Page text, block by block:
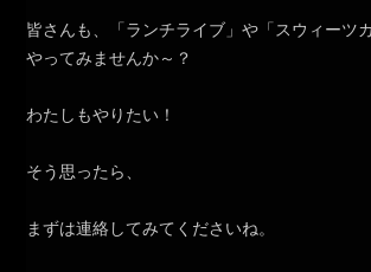
皆さんも、「ランチライブ」や「スウィーツ
やってみませんか～？
わたしもやりたい！
そう思ったら、
まずは連絡してみてくださいね。